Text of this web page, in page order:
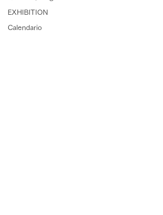
EXHIBITION
Calendario